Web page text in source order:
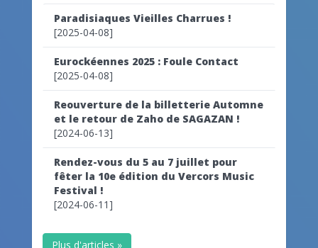
Paradisiaques Vieilles Charrues !
[2025-04-08]
Eurockéennes 2025 : Foule Contact
[2025-04-08]
Reouverture de la billetterie Automne
et le retour de Zaho de SAGAZAN !
[2024-06-13]
Rendez-vous du 5 au 7 juillet pour
fêter la 10e édition du Vercors Music
Festival !
[2024-06-11]
Plus d'articles »